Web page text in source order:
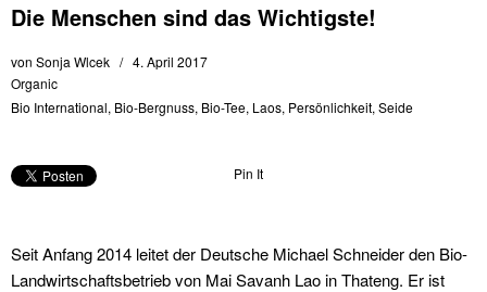
Die Menschen sind das Wichtigste!
von Sonja Wlcek
4. April 2017
Organic
Bio International, Bio-Bergnuss, Bio-Tee, Laos, Persönlichkeit, Seide
Pin It
Seit Anfang 2014 leitet der Deutsche Michael Schneider den Bio-
Landwirtschaftsbetrieb von Mai Savanh Lao in Thateng. Er ist